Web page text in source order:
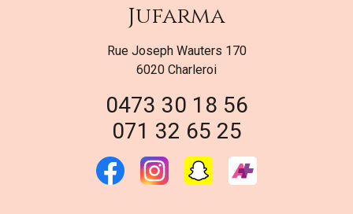
Jufarma
Rue Joseph Wauters 170
6020 Charleroi
0473 30 18 56
071 32 65 25